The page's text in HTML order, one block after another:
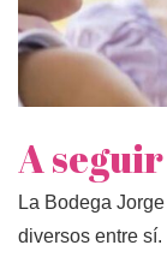
A
La Bodega
diversos entre